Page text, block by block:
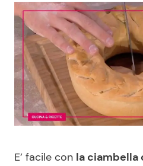
News Musica
News Spettacolo
Benessere
Casa
Moda e Style
E’ facile con la ciambella